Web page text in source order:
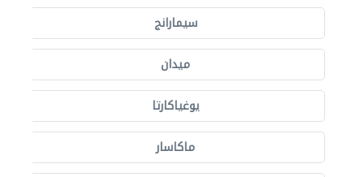
سيمارانج
ميدان
يوغياكارتا
ماكاسار